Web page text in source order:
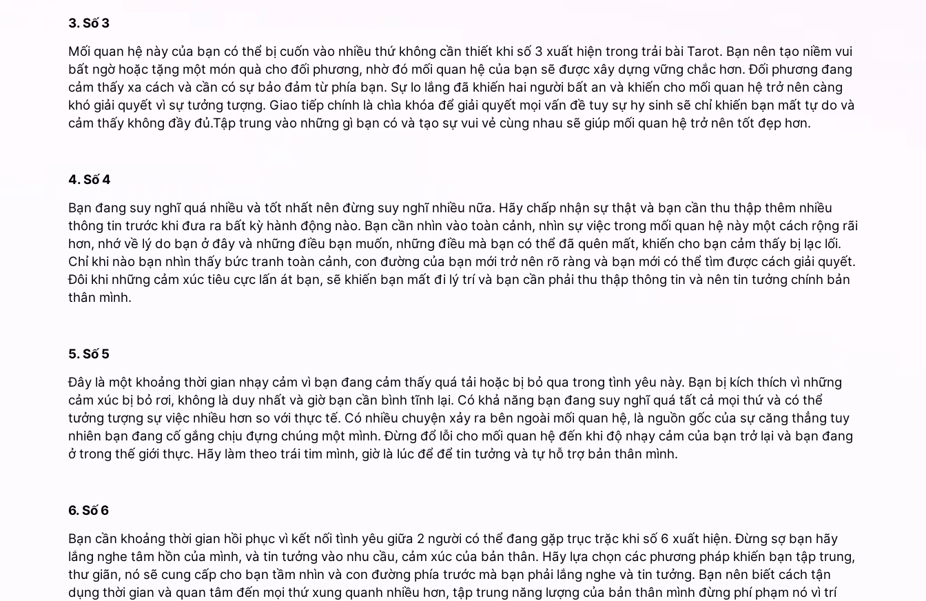
3. Số 3
Mối quan hệ này của bạn có thể bị cuốn vào nhiều thứ không cần thiết khi số 3 xuất hiện trong trải bài Tarot. Bạn nên tạo niềm vui
bất ngờ hoặc tặng một món quà cho đối phương, nhờ đó mối quan hệ của bạn sẽ được xây dựng vững chắc hơn. Đối phương đang
cảm thấy xa cách và cần có sự bảo đảm từ phía bạn. Sự lo lắng đã khiến hai người bất an và khiến cho mối quan hệ trở nên càng
khó giải quyết vì sự tưởng tượng. Giao tiếp chính là chìa khóa để giải quyết mọi vấn đề tuy sự hy sinh sẽ chỉ khiến bạn mất tự do và
cảm thấy không đầy đủ.Tập trung vào những gì bạn có và tạo sự vui vẻ cùng nhau sẽ giúp mối quan hệ trở nên tốt đẹp hơn.
4. Số 4
Bạn đang suy nghĩ quá nhiều và tốt nhất nên đừng suy nghĩ nhiều nữa. Hãy chấp nhận sự thật và bạn cần thu thập thêm nhiều
thông tin trước khi đưa ra bất kỳ hành động nào. Bạn cần nhìn vào toàn cảnh, nhìn sự việc trong mối quan hệ này một cách rộng rãi
hơn, nhớ về lý do bạn ở đây và những điều bạn muốn, những điều mà bạn có thể đã quên mất, khiến cho bạn cảm thấy bị lạc lối.
Chỉ khi nào bạn nhìn thấy bức tranh toàn cảnh, con đường của bạn mới trở nên rõ ràng và bạn mới có thể tìm được cách giải quyết.
Đôi khi những cảm xúc tiêu cực lấn át bạn, sẽ khiến bạn mất đi lý trí và bạn cần phải thu thập thông tin và nên tin tưởng chính bản
thân mình.
5. Số 5
Đây là một khoảng thời gian nhạy cảm vì bạn đang cảm thấy quá tải hoặc bị bỏ qua trong tình yêu này. Bạn bị kích thích vì những
cảm xúc bị bỏ rơi, không là duy nhất và giờ bạn cần bình tĩnh lại. Có khả năng bạn đang suy nghĩ quá tất cả mọi thứ và có thể
tưởng tượng sự việc nhiều hơn so với thực tế. Có nhiều chuyện xảy ra bên ngoài mối quan hệ, là nguồn gốc của sự căng thẳng tuy
nhiên bạn đang cố gắng chịu đựng chúng một mình. Đừng đổ lỗi cho mối quan hệ đến khi độ nhạy cảm của bạn trở lại và bạn đang
ở trong thế giới thực. Hãy làm theo trái tim mình, giờ là lúc để để tin tưởng và tự hỗ trợ bản thân mình.
6. Số 6
Bạn cần khoảng thời gian hồi phục vì kết nối tình yêu giữa 2 người có thể đang gặp trục trặc khi số 6 xuất hiện. Đừng sợ bạn hãy
lắng nghe tâm hồn của mình, và tin tưởng vào nhu cầu, cảm xúc của bản thân. Hãy lựa chọn các phương pháp khiến bạn tập trung,
thư giãn, nó sẽ cung cấp cho bạn tầm nhìn và con đường phía trước mà bạn phải lắng nghe và tin tưởng. Bạn nên biết cách tận
dụng thời gian và quan tâm đến mọi thứ xung quanh nhiều hơn, tập trung năng lượng của bản thân mình đừng phí phạm nó vì trí